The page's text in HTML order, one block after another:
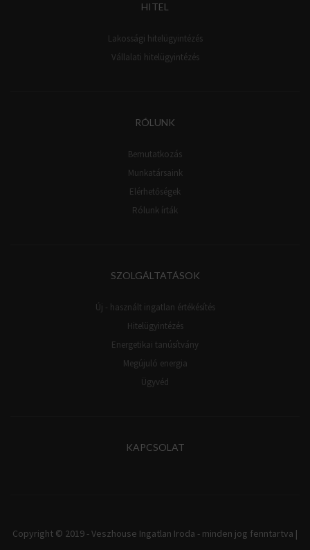
HITEL
Lakossági hitelügyintézés
Vállalati hitelügyintézés
RÓLUNK
Bemutatkozás
Munkatársaink
Elérhetőségek
Rólunk írták
SZOLGÁLTATÁSOK
Új - használt ingatlan értékésítés
Hitelügyintézés
Energetikai tanúsítvány
Megújuló energia
Ügyvéd
KAPCSOLAT
Copyright © 2019 - Veszhouse Ingatlan Iroda - minden jog fenntartva |